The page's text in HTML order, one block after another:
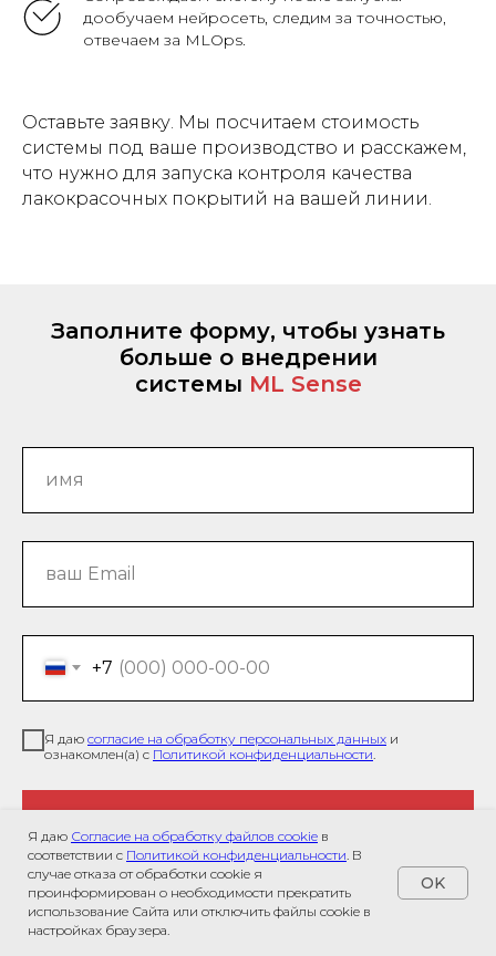
Я даю Согласие на обработку файлов cookie в
соответствии с Политикой конфиденциальности. В
случае отказа от обработки cookie я
проинформирован о необходимости прекратить
использование Сайта или отключить файлы cookie в
настройках браузера.
OK
дообучаем нейросеть, следим за точностью,
отвечаем за MLOps.
Оставьте заявку. Мы посчитаем стоимость
системы под ваше производство и расскажем,
что нужно для запуска контроля качества
лакокрасочных покрытий на вашей линии.
Заполните форму, чтобы узнать
больше о внедрении
системы ML Sense
+7
Я даю согласие на обработку персональных данных и
ознакомлен(а) с Политикой конфиденциальности.